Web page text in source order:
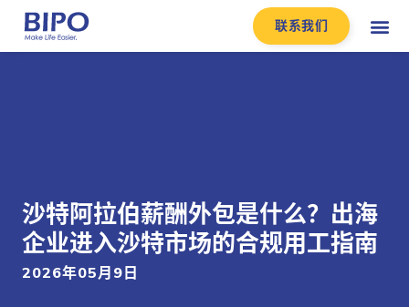
联系我们
沙特阿拉伯薪酬外包是什么？出海
企业进入沙特市场的合规用工指南
2026年05月9日